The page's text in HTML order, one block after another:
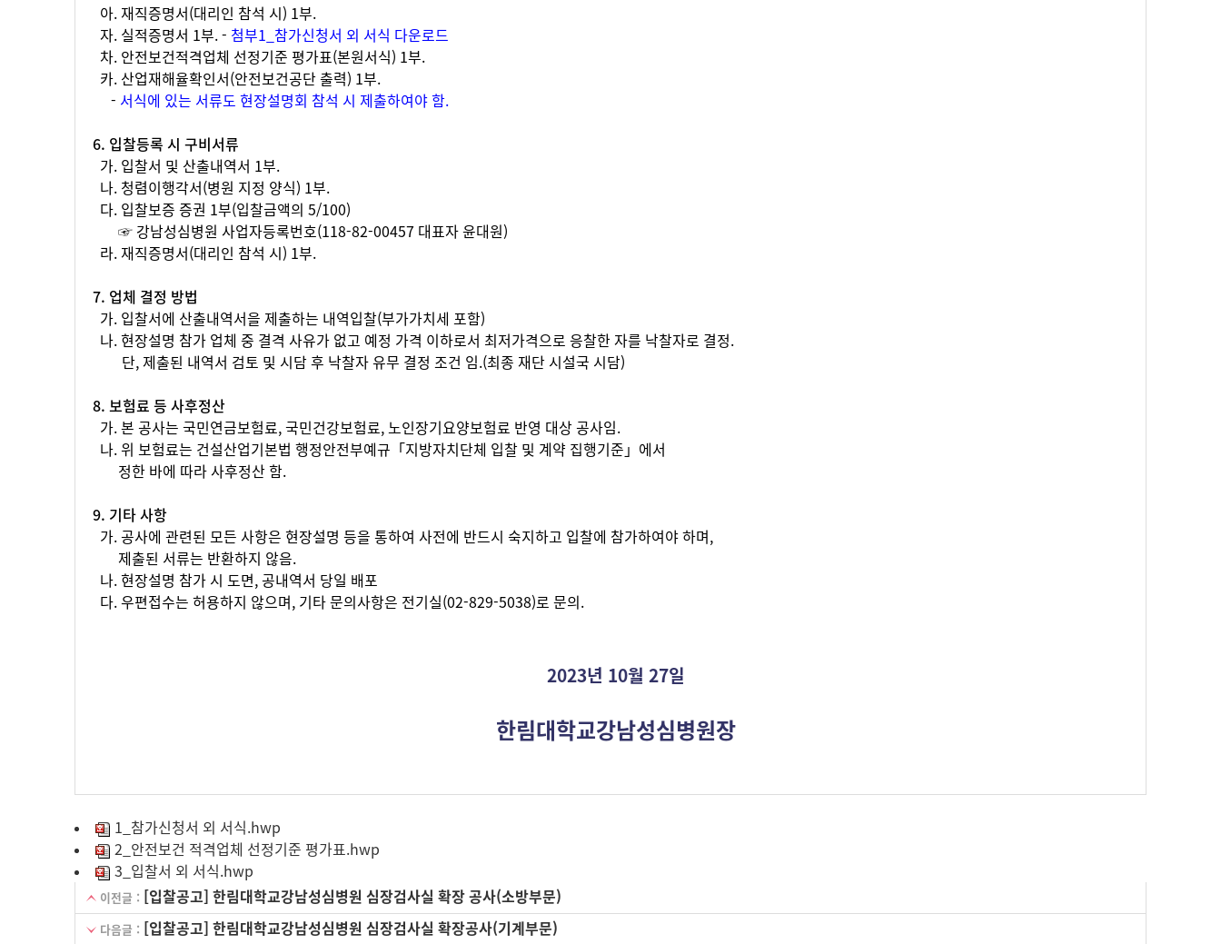
아. 재직증명서(대리인 참석 시) 1부.
자. 실적증명서 1부. - 첨부1_참가신청서 외 서식 다운로드
차. 안전보건적격업체 선정기준 평가표(본원서식) 1부.
카. 산업재해율확인서(안전보건공단 출력) 1부.
- 서식에 있는 서류도 현장설명회 참석 시 제출하여야 함.
6. 입찰등록 시 구비서류
가. 입찰서 및 산출내역서 1부.
나. 청렴이행각서(병원 지정 양식) 1부.
다. 입찰보증 증권 1부(입찰금액의 5/100)
☞ 강남성심병원 사업자등록번호(118-82-00457 대표자 윤대원)
라. 재직증명서(대리인 참석 시) 1부.
7. 업체 결정 방법
가. 입찰서에 산출내역서을 제출하는 내역입찰(부가가치세 포함)
나. 현장설명 참가 업체 중 결격 사유가 없고 예정 가격 이하로서 최저가격으로 응찰한 자를 낙찰자로 결정.
단, 제출된 내역서 검토 및 시담 후 낙찰자 유무 결정 조건 임.(최종 재단 시설국 시담)
8. 보험료 등 사후정산
가. 본 공사는 국민연금보험료, 국민건강보험료, 노인장기요양보험료 반영 대상 공사임.
나. 위 보험료는 건설산업기본법 행정안전부예규「지방자치단체 입찰 및 계약 집행기준」에서
정한 바에 따라 사후정산 함.
9. 기타 사항
가. 공사에 관련된 모든 사항은 현장설명 등을 통하여 사전에 반드시 숙지하고 입찰에 참가하여야 하며,
제출된 서류는 반환하지 않음.
나. 현장설명 참가 시 도면, 공내역서 당일 배포
다. 우편접수는 허용하지 않으며, 기타 문의사항은 전기실(02-829-5038)로 문의.
2023년 10월 27일
한림대학교강남성심병원장
1_참가신청서 외 서식.hwp
2_안전보건 적격업체 선정기준 평가표.hwp
3_입찰서 외 서식.hwp
이전글 : [입찰공고] 한림대학교강남성심병원 심장검사실 확장 공사(소방부문)
다음글 : [입찰공고] 한림대학교강남성심병원 심장검사실 확장공사(기계부문)